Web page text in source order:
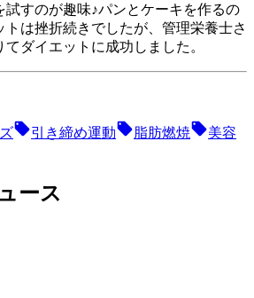
試すのが趣味♪パンとケーキを作るの
トは挫折続きでしたが、管理栄養士さ
ダイエットに成功しました。
引き締め運動 脂肪燃焼
美容
ース